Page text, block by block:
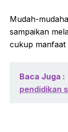
Mudah-
sampaikan
cukup manfaat
Baca Juga :
pendidikan